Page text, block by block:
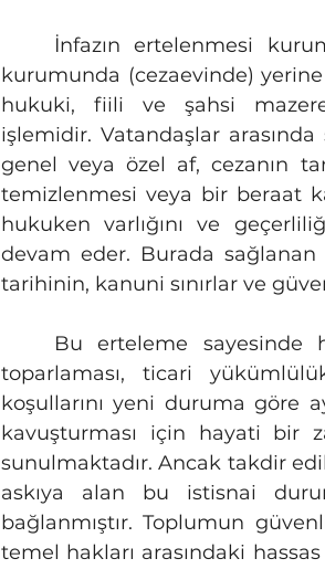
kurumunda (cezaevinde)
hukuki, fiili ve şahsi
işlemidir. Vatandaşlar
genel veya özel af, cezanın
temizlenmesi veya bir beraat
hukuken varlığını ve
devam eder. Burada
tarihinin, kanuni sınırlar ve
toparlaması, ticari
koşullarını yeni duruma göre
kavuşturması için hayati bir
sunulmaktadır. Ancak takdir
askıya alan bu istisnai
bağlanmıştır. Toplumun
temel hakları arasındaki